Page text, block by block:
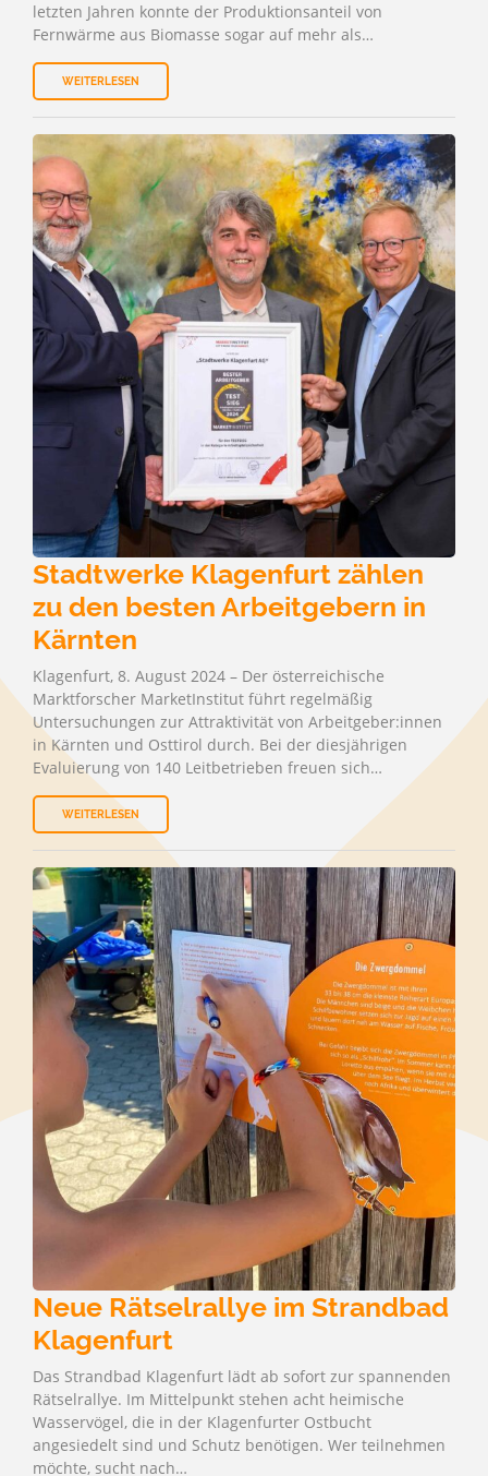
letzten Jahren konnte der Produktionsanteil von
Fernwärme aus Biomasse sogar auf mehr als…
WEITERLESEN
Stadtwerke Klagenfurt zählen
zu den besten Arbeitgebern in
Kärnten
Klagenfurt, 8. August 2024 – Der österreichische
Marktforscher MarketInstitut führt regelmäßig
Untersuchungen zur Attraktivität von Arbeitgeber:innen
in Kärnten und Osttirol durch. Bei der diesjährigen
Evaluierung von 140 Leitbetrieben freuen sich…
WEITERLESEN
Neue Rätselrallye im Strandbad
Klagenfurt
Das Strandbad Klagenfurt lädt ab sofort zur spannenden
Rätselrallye. Im Mittelpunkt stehen acht heimische
Wasservögel, die in der Klagenfurter Ostbucht
angesiedelt sind und Schutz benötigen. Wer teilnehmen
möchte, sucht nach…